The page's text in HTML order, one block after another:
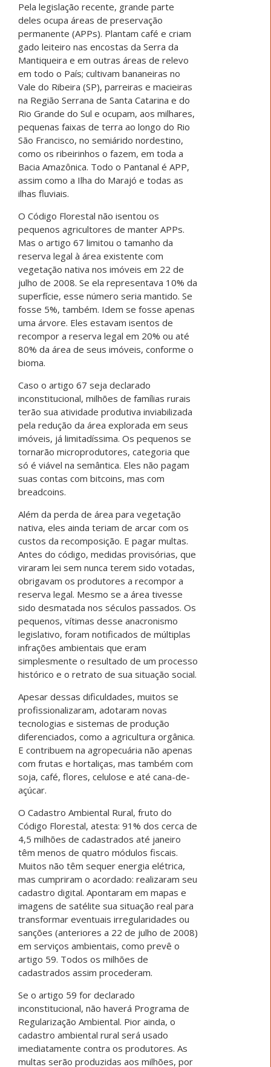
Pela legislação recente, grande parte
deles ocupa áreas de preservação
permanente (APPs). Plantam café e criam
gado leiteiro nas encostas da Serra da
Mantiqueira e em outras áreas de relevo
em todo o País; cultivam bananeiras no
Vale do Ribeira (SP), parreiras e macieiras
na Região Serrana de Santa Catarina e do
Rio Grande do Sul e ocupam, aos milhares,
pequenas faixas de terra ao longo do Rio
São Francisco, no semiárido nordestino,
como os ribeirinhos o fazem, em toda a
Bacia Amazônica. Todo o Pantanal é APP,
assim como a Ilha do Marajó e todas as
ilhas fluviais.
O Código Florestal não isentou os
pequenos agricultores de manter APPs.
Mas o artigo 67 limitou o tamanho da
reserva legal à área existente com
vegetação nativa nos imóveis em 22 de
julho de 2008. Se ela representava 10% da
superfície, esse número seria mantido. Se
fosse 5%, também. Idem se fosse apenas
uma árvore. Eles estavam isentos de
recompor a reserva legal em 20% ou até
80% da área de seus imóveis, conforme o
bioma.
Caso o artigo 67 seja declarado
inconstitucional, milhões de famílias rurais
terão sua atividade produtiva inviabilizada
pela redução da área explorada em seus
imóveis, já limitadíssima. Os pequenos se
tornarão microprodutores, categoria que
só é viável na semântica. Eles não pagam
suas contas com bitcoins, mas com
breadcoins.
Além da perda de área para vegetação
nativa, eles ainda teriam de arcar com os
custos da recomposição. E pagar multas.
Antes do código, medidas provisórias, que
viraram lei sem nunca terem sido votadas,
obrigavam os produtores a recompor a
reserva legal. Mesmo se a área tivesse
sido desmatada nos séculos passados. Os
pequenos, vítimas desse anacronismo
legislativo, foram notificados de múltiplas
infrações ambientais que eram
simplesmente o resultado de um processo
histórico e o retrato de sua situação social.
Apesar dessas dificuldades, muitos se
profissionalizaram, adotaram novas
tecnologias e sistemas de produção
diferenciados, como a agricultura orgânica.
E contribuem na agropecuária não apenas
com frutas e hortaliças, mas também com
soja, café, flores, celulose e até cana-de-
açúcar.
O Cadastro Ambiental Rural, fruto do
Código Florestal, atesta: 91% dos cerca de
4,5 milhões de cadastrados até janeiro
têm menos de quatro módulos fiscais.
Muitos não têm sequer energia elétrica,
mas cumpriram o acordado: realizaram seu
cadastro digital. Apontaram em mapas e
imagens de satélite sua situação real para
transformar eventuais irregularidades ou
sanções (anteriores a 22 de julho de 2008)
em serviços ambientais, como prevê o
artigo 59. Todos os milhões de
cadastrados assim procederam.
Se o artigo 59 for declarado
inconstitucional, não haverá Programa de
Regularização Ambiental. Pior ainda, o
cadastro ambiental rural será usado
imediatamente contra os produtores. As
multas serão produzidas aos milhões, por